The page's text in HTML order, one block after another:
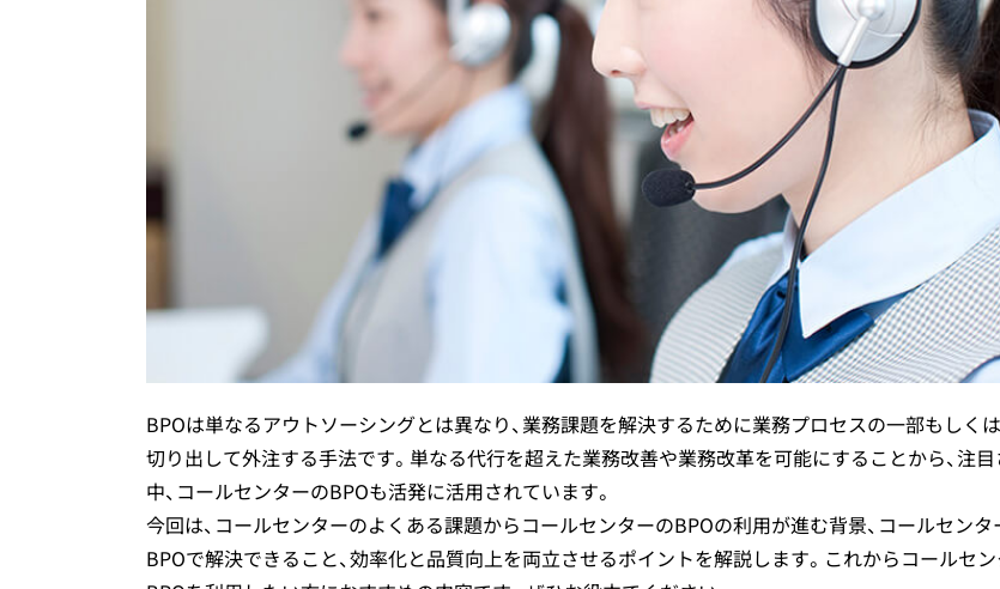
アンケート調査代行
カスハラ研修
コールセンタ
お客様の声（
（お客様の声
インサイドセ
立ち上げ課題
BPOは単なるアウトソーシングとは異なり、業務課題を解決するために業務プロセスの一部もしく
切り出して外注する手法です。単なる代行を超えた業務改善や業務改革を可能にすることから、注目
中、コールセンターのBPOも活発に活用されています。
今回は、コールセンターのよくある課題からコールセンターのBPOの利用が進む背景、コールセンタ
BPOで解決できること、効率化と品質向上を両立させるポイントを解説します。これからコールセ